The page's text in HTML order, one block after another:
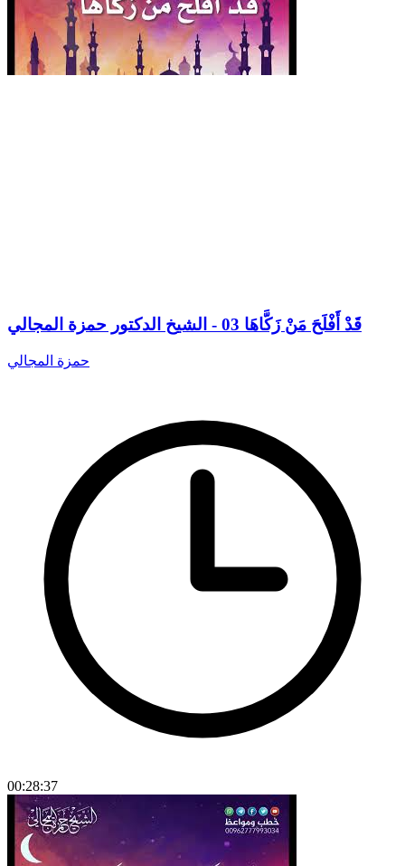
قَدْ أَفْلَحَ مَنْ زَكَّاهَا 03 - الشيخ الدكتور حمزة المجالي
حمزة المجالي
00:28:37